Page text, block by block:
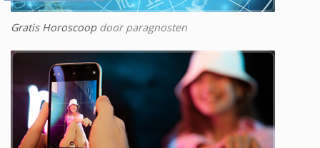
Gratis Horoscoopdoor paragnosten